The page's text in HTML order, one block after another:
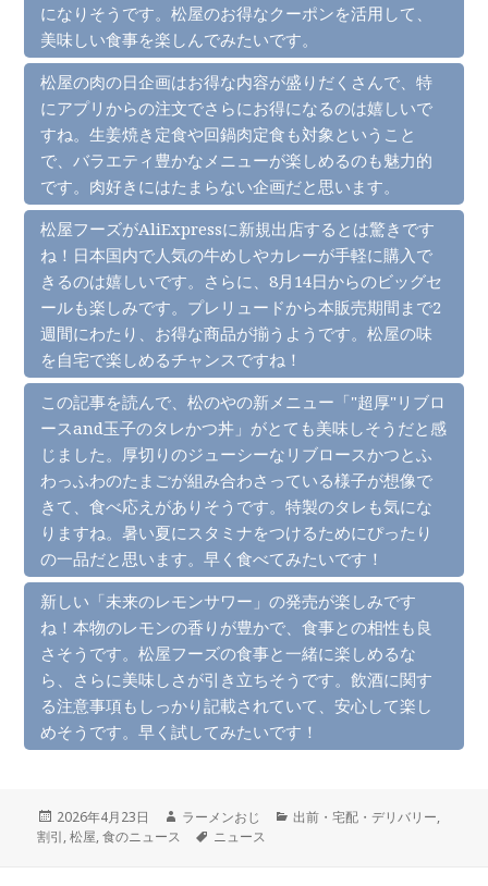
になりそうです。松屋のお得なクーポンを活用して、
美味しい食事を楽しんでみたいです。
松屋の肉の日企画はお得な内容が盛りだくさんで、特
にアプリからの注文でさらにお得になるのは嬉しいで
すね。生姜焼き定食や回鍋肉定食も対象ということ
で、バラエティ豊かなメニューが楽しめるのも魅力的
です。肉好きにはたまらない企画だと思います。
松屋フーズがAliExpressに新規出店するとは驚きです
ね！日本国内で人気の牛めしやカレーが手軽に購入で
きるのは嬉しいです。さらに、8月14日からのビッグセ
ールも楽しみです。プレリュードから本販売期間まで2
週間にわたり、お得な商品が揃うようです。松屋の味
を自宅で楽しめるチャンスですね！
この記事を読んで、松のやの新メニュー「"超厚"リブロ
ースand玉子のタレかつ丼」がとても美味しそうだと感
じました。厚切りのジューシーなリブロースかつとふ
わっふわのたまごが組み合わさっている様子が想像で
きて、食べ応えがありそうです。特製のタレも気にな
りますね。暑い夏にスタミナをつけるためにぴったり
の一品だと思います。早く食べてみたいです！
新しい「未来のレモンサワー」の発売が楽しみです
ね！本物のレモンの香りが豊かで、食事との相性も良
さそうです。松屋フーズの食事と一緒に楽しめるな
ら、さらに美味しさが引き立ちそうです。飲酒に関す
る注意事項もしっかり記載されていて、安心して楽し
めそうです。早く試してみたいです！
投
稿
2026年4月23日
作
ラーメンおじ
カ
出前・宅配・デリバリー,
割引,松屋,食のニュース
タ
ニュース